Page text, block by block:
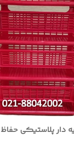
دار پلاستیکی حفاظ